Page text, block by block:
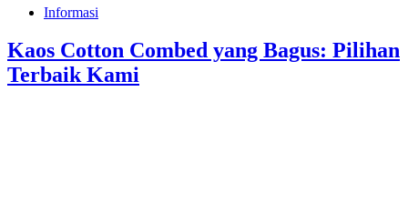
Informasi
Kaos Cotton Combed yang Bagus: Pilihan
Terbaik Kami